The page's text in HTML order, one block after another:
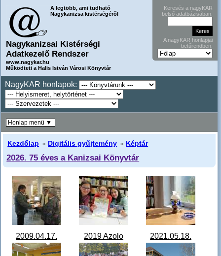
A legtöbb, ami tudható
Nagykanizsa kistérségéről
Nagykanizsai Kistérségi
Adatkezelő Rendszer
www.nagykar.hu
Működteti a Halis István Városi Könyvtár
Keresés a nagyKAR
belső adatbázisában:
A nagyKAR honlapjai
betűrendben:
NagyKAR honlapok:
Kezdőlap » Digitális gyűjtemény » Képtár
2026. 75 éves a Kanizsai Könyvtár
2009.04.17.
Internettanfolyam
2019 Azolo
bajnokság
2021.05.18.
Petróleumlámpák
Honlap menü ▼